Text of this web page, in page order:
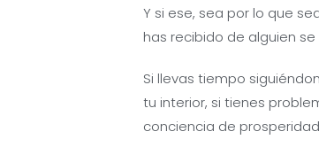
Y si ese, sea por lo que
has recibido de alguien
Si llevas tiempo
tu interior, si tienes
conciencia de